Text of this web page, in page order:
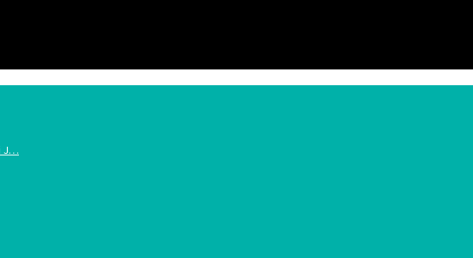
J…